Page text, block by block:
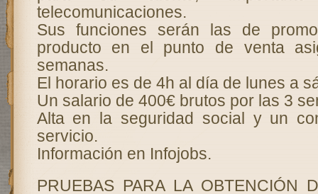
telecomunicaciones.
Sus funciones serán las de
producto en el punto de venta
semanas.
El horario es de 4h al día de lunes a
Un salario de 400€ brutos por las 3
Alta en la seguridad social y un
servicio.
Información en Infojobs.
PRUEBAS PARA LA OBTENCIÓN